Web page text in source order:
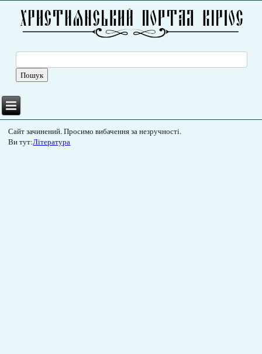
Сайт зачинений. Просимо вибачення за незручності.
Ви тут:Література